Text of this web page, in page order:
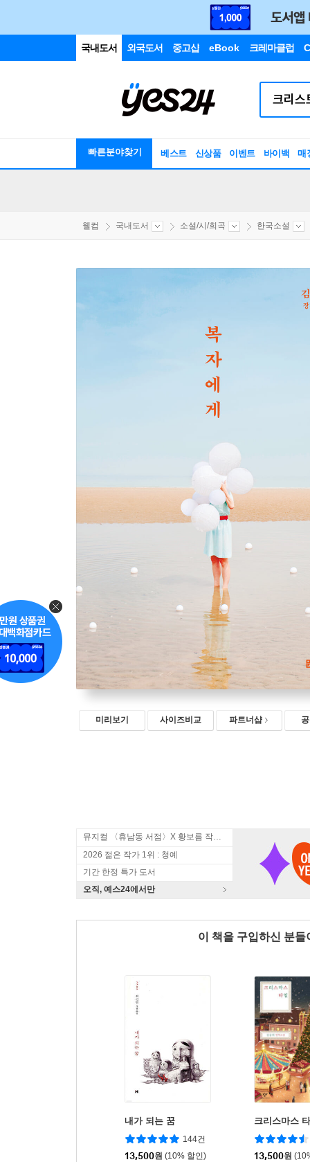
국내도서 외국도서 중고샵 eBook 크레마클럽
빠른분야찾기 베스트 신상품 이벤트 바이백 매
웰컴 국내도서 소설/시/희곡 한국소설
미리보기 사이즈비교 파트너샵
뮤지컬 〈휴남동 서점〉X 황보름 작가 북토크
2026 젊은 작가 1위 : 청예
기간 한정 특가 도서
오직, 예스24에서만
이 책을 구입하신 분
내가 되는 꿈
144건
13,500원 (10% 할인)
크리스마스
13,500원